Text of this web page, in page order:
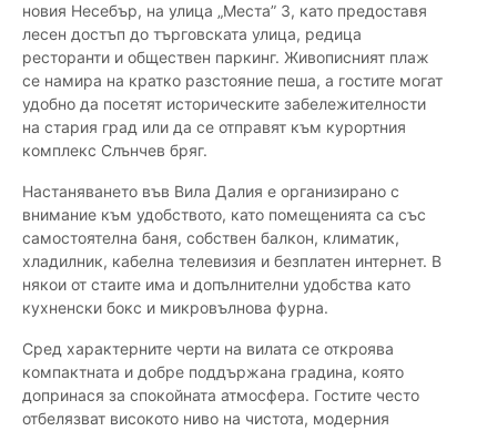
новия Несебър, на улица „Места” 3, като предоставя
лесен достъп до търговската улица, редица
ресторанти и обществен паркинг. Живописният плаж
се намира на кратко разстояние пеша, а гостите могат
удобно да посетят историческите забележителности
на стария град или да се отправят към курортния
комплекс Слънчев бряг.
Настаняването във Вила Далия е организирано с
внимание към удобството, като помещенията са със
самостоятелна баня, собствен балкон, климатик,
хладилник, кабелна телевизия и безплатен интернет. В
някои от стаите има и допълнителни удобства като
кухненски бокс и микровълнова фурна.
Сред характерните черти на вилата се откроява
компактната и добре поддържана градина, която
допринася за спокойната атмосфера. Гостите често
отбелязват високото ниво на чистота, модерния